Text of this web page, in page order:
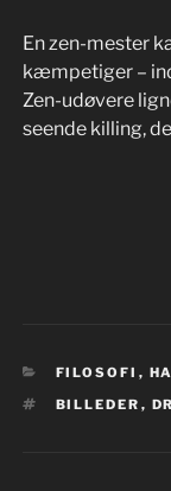
En zen-mester
kæmpetiger –
Zen-udøvere
seende killing,
KATEGORIER
FILOSOFI ,
TAGS
BILLEDER ,